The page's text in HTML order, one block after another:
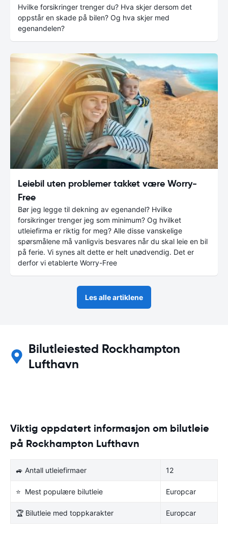
Hvilke forsikringer trenger du? Hva skjer dersom det
oppstår en skade på bilen? Og hva skjer med
egenandelen?
Leiebil uten problemer takket være Worry-
Free
Bør jeg legge til dekning av egenandel? Hvilke
forsikringer trenger jeg som minimum? Og hvilket
utleiefirma er riktig for meg? Alle disse vanskelige
spørsmålene må vanligvis besvares når du skal leie en bil
på ferie. Vi synes alt dette er helt unødvendig. Det er
derfor vi etablerte Worry-Free
Les alle artiklene
Bilutleiested Rockhampton
Lufthavn
Viktig oppdatert informasjon om bilutleie
på Rockhampton Lufthavn
🚙 Antall utleiefirmaer 12
⭐ Mest populære bilutleie Europcar
🏆 Bilutleie med toppkarakter Europcar